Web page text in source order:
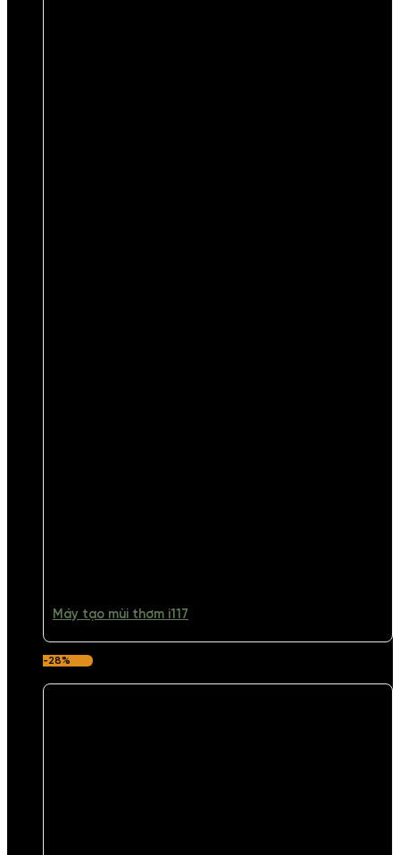
Máy tạo mùi thơm i117
-28%